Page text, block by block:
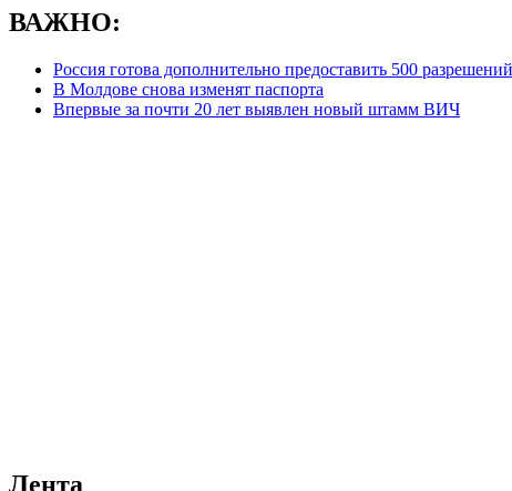
ВАЖНО:
Россия готова дополнительно предоставить 500
В Молдове снова изменят паспорта
Впервые за почти 20 лет выявлен новый штамм ВИЧ
Лента